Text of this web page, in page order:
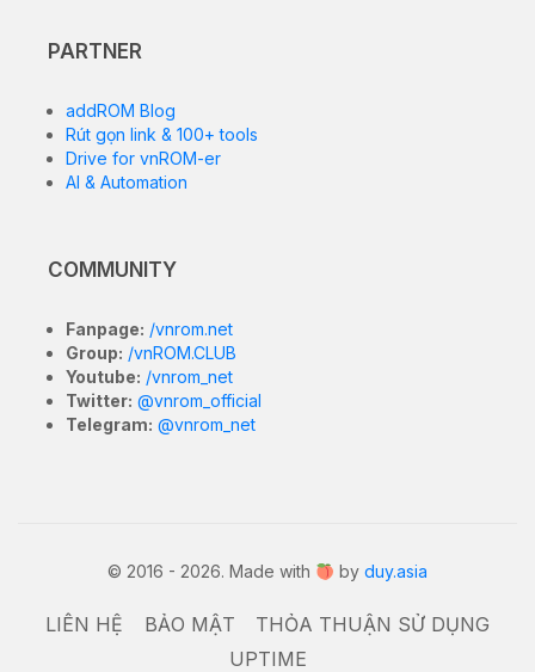
PARTNER
addROM Blog
Rút gọn link & 100+ tools
Drive for vnROM-er
AI & Automation
COMMUNITY
Fanpage: /vnrom.net
Group: /vnROM.CLUB
Youtube: /vnrom_net
Twitter: @vnrom_official
Telegram: @vnrom_net
© 2016 - 2026. Made with by duy.asia
LIÊN HỆ BẢO MẬT
THỎA THUẬN SỬ DỤNG
UPTIME